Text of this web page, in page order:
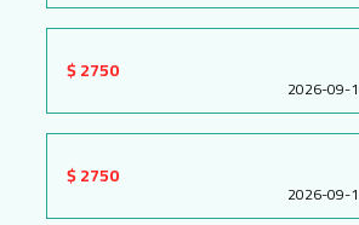
2026-09-
2750 $
2026-09-
2750 $